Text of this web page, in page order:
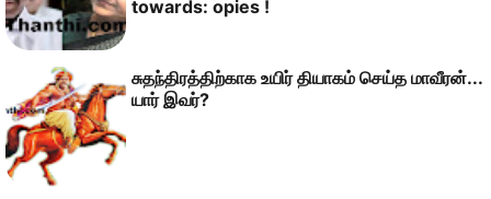
towards: opies !
சுதந்திரத்திற்காக உயிர் தியாகம் செய்த மாவீரன்...
யார் இவர்?